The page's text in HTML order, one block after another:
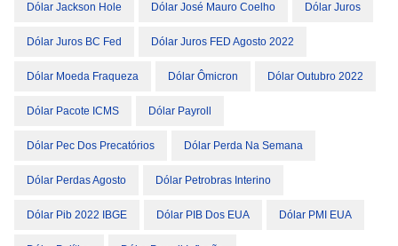
Dólar Jackson Hole Dólar José Mauro Coelho Dólar Juros
Dólar Juros BC Fed Dólar Juros FED Agosto 2022
Dólar Moeda Fraqueza Dólar Ômicron Dólar Outubro 2022
Dólar Pacote ICMS Dólar Payroll
Dólar Pec Dos Precatórios Dólar Perda Na Semana
Dólar Perdas Agosto Dólar Petrobras Interino
Dólar Pib 2022 IBGE Dólar PIB Dos EUA Dólar PMI EUA